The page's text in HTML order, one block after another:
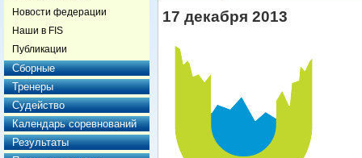
Новости федерации
Наши в FIS
Публикации
Сборные
Тренеры
Судейство
Календарь соревнований
Результаты
17 декабря 2013